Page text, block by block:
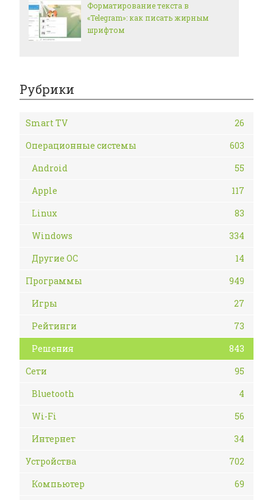
Форматирование текста в
«Telegram»: как писать жирным
шрифтом
Рубрики
Smart TV
26
Операционные системы
603
Android
55
Apple
117
Linux
83
Windows
334
Другие ОС
14
Программы
949
Игры
27
Рейтинги
73
Решения
843
Сети
95
Bluetooth
4
Wi-Fi
56
Интернет
34
Устройства
702
Компьютер
69